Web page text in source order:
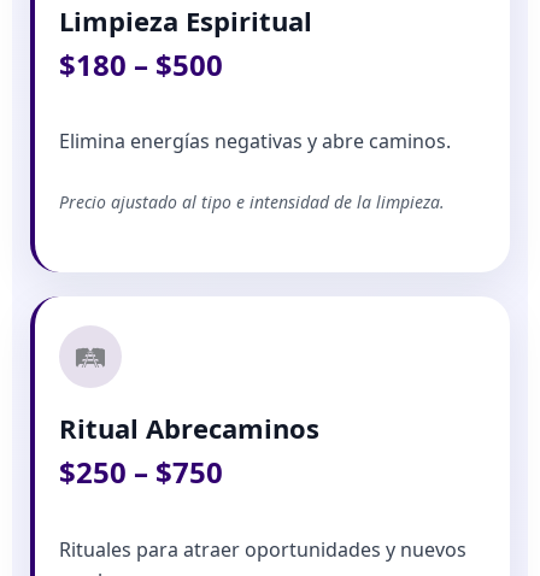
Limpieza Espiritual
$180 – $500
Elimina energías negativas y abre caminos.
Precio ajustado al tipo e intensidad de la limpieza.
🛤️
Ritual Abrecaminos
$250 – $750
Rituales para atraer oportunidades y nuevos